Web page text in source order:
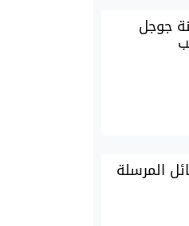
جوجل
المرسلة